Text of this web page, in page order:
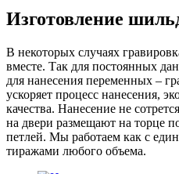
Изготовление
В некоторых случаях
вместе. Так для постоянных
для нанесения переменных –
ускоряет процесс нанесения,
качества. Нанесение не
на двери размещают на торце
петлей. Мы работаем как с
тиражами любого объема.